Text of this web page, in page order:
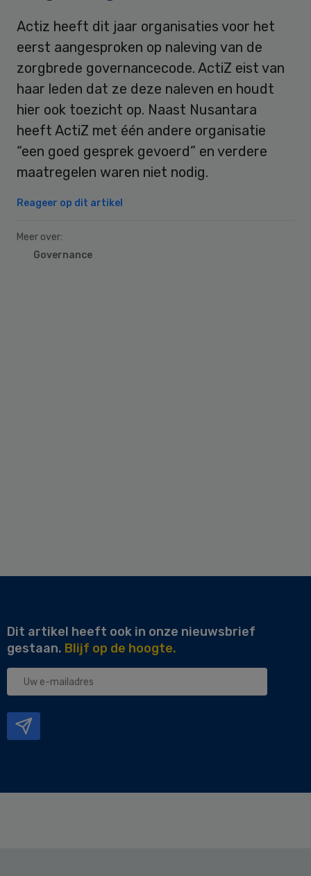
Actiz heeft dit jaar organisaties voor het
eerst aangesproken op naleving van de
zorgbrede governancecode. ActiZ eist van
haar leden dat ze deze naleven en houdt
hier ook toezicht op. Naast Nusantara
heeft ActiZ met één andere organisatie
“een goed gesprek gevoerd” en verdere
maatregelen waren niet nodig.
Reageer op dit artikel
Meer over:
Governance
Dit artikel heeft ook in onze nieuwsbrief
gestaan. Blijf op de hoogte.
Uw